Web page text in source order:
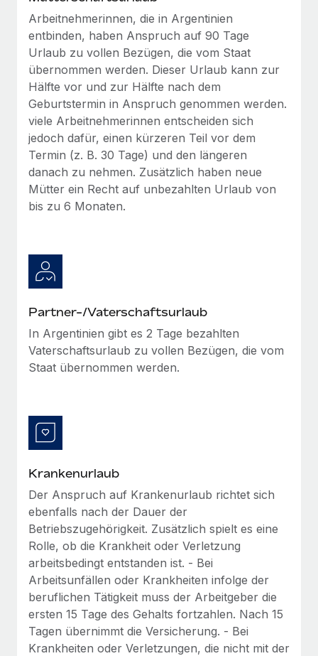
Arbeitnehmerinnen, die in Argentinien
entbinden, haben Anspruch auf 90 Tage
Urlaub zu vollen Bezügen, die vom Staat
übernommen werden. Dieser Urlaub kann zur
Hälfte vor und zur Hälfte nach dem
Geburtstermin in Anspruch genommen werden.
viele Arbeitnehmerinnen entscheiden sich
jedoch dafür, einen kürzeren Teil vor dem
Termin (z. B. 30 Tage) und den längeren
danach zu nehmen. Zusätzlich haben neue
Mütter ein Recht auf unbezahlten Urlaub von
bis zu 6 Monaten.
Partner-/Vaterschaftsurlaub
In Argentinien gibt es 2 Tage bezahlten
Vaterschaftsurlaub zu vollen Bezügen, die vom
Staat übernommen werden.
Krankenurlaub
Der Anspruch auf Krankenurlaub richtet sich
ebenfalls nach der Dauer der
Betriebszugehörigkeit. Zusätzlich spielt es eine
Rolle, ob die Krankheit oder Verletzung
arbeitsbedingt entstanden ist. - Bei
Arbeitsunfällen oder Krankheiten infolge der
beruflichen Tätigkeit muss der Arbeitgeber die
ersten 15 Tage des Gehalts fortzahlen. Nach 15
Tagen übernimmt die Versicherung. - Bei
Krankheiten oder Verletzungen, die nicht mit der